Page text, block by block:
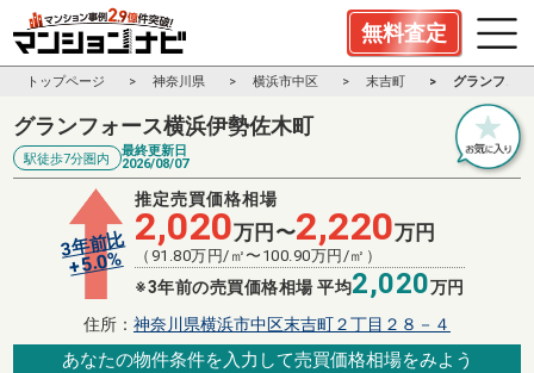
無料査定
トップページ 神奈川県 横浜市中区 末吉町 グランフォ
グランフォース横浜伊勢佐木町
駅徒歩7分圏内
最終更新日
2026/08/07
3年前比
+5.0%
推定売買価格相場
2,020万円〜2,220万円
（ 91.80万円/㎡〜 100.90万円/㎡）
※3年前の売買価格相場 平均2,020万円
住所： 神奈川県横浜市中区末吉町２丁目２８－４
あなたの物件条件を入力して売買価格相場をみよう